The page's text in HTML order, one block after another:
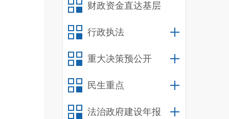
财政资金直达基层
行政执法
重大决策预公开
民生重点
法治政府建设年报